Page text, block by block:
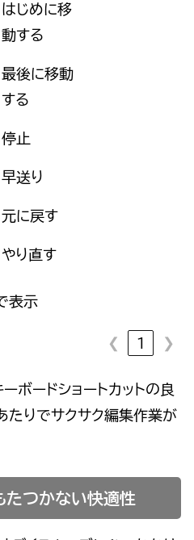
はじめに移
動する
最後に移動
する
停止
早送り
元に戻す
やり直す
表示
❮ 1 ❯
ボードショートカットの良
たりでサクサク編集作業が
たつかない快適性